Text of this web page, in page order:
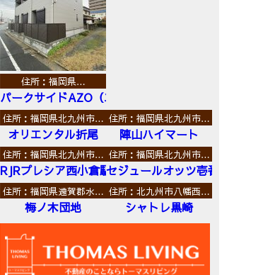
住所：福岡県…
パークサイドAZO（エーゼットオー）
住所：福岡県北九州市…
オリエンタル折尾
住所：福岡県北九州市…
陣山ハイマート
住所：福岡県北九州市…
RJRプレシア西小倉駅前
住所：福岡県北九州市…
セジュールオッツ壱番館
住所：福岡県遠賀郡水…
梅ノ木団地
住所：北九州市八幡西…
シャトレ黒崎